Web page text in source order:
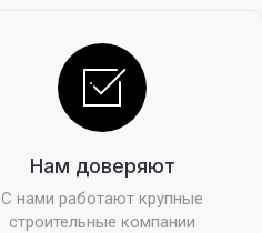
Нам доверяют
С нами работают крупные
строительные компании